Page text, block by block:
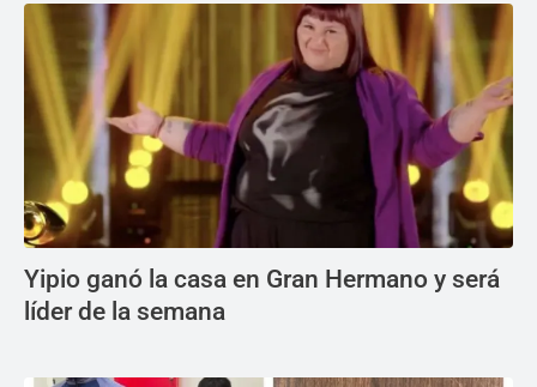
Yipio ganó la casa en Gran Hermano y será
líder de la semana